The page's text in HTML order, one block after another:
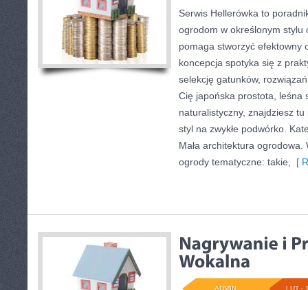
Serwis Hellerówka to
ogrodom w określonym stylu
pomaga stworzyć efektowny
koncepcja spotyka się z
selekcję gatunków,
Cię japońska prostota, leśna
naturalistyczny, znajdziesz
styl na zwykłe podwórko.
Mała architektura
ogrody tematyczne: takie,
[
LUT -
ADMIN